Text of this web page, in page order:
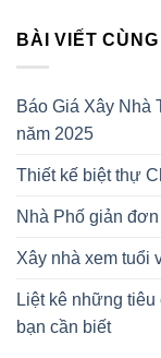
BÀI VIẾT
Báo Giá Xây Nhà
năm 2025
Thiết kế biệt thự
Nhà Phố giản
Xây nhà xem tuổi
Liệt kê những
bạn cần biết